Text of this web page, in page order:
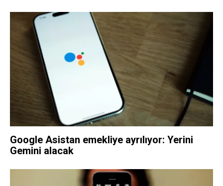
Google Asistan emekliye ayrılıyor: Yerini
Gemini alacak